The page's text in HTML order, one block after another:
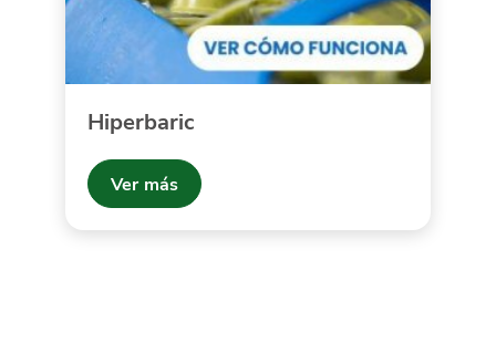
Hiperbaric
Ver más